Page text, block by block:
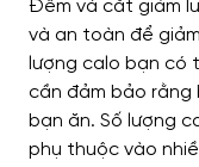
Đếm và cắt giảm
và an toàn để
lượng calo bạn có
cần đảm bảo rằng
bạn ăn. Số lượng
phụ thuộc vào